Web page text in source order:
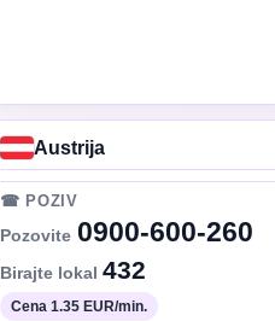
Austrija
☎ POZIV
Pozovite 0900-600-260
Birajte lokal 432
Cena 1.35 EUR/min.